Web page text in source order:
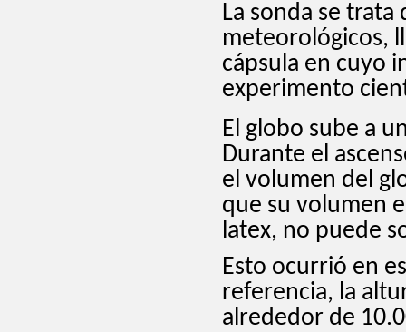
La sonda se trata
meteorológicos,
cápsula en cuyo
experimento
El globo sube a
Durante el
el volumen del
que su volumen
latex, no puede
Esto ocurrió en
referencia, la
alrededor de